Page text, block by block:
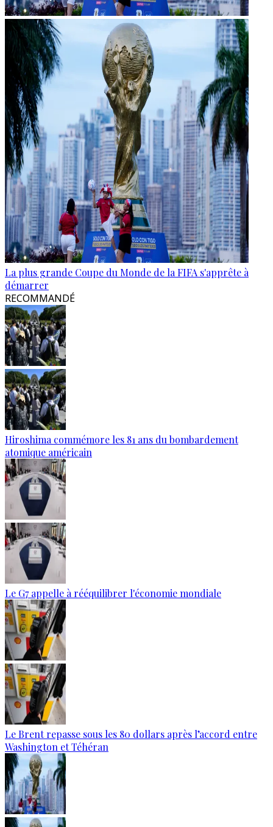
La plus grande Coupe du Monde de la FIFA s'apprête à
démarrer
RECOMMANDÉ
Hiroshima commémore les 81 ans du bombardement
atomique américain
Le G7 appelle à rééquilibrer l'économie mondiale
Le Brent repasse sous les 80 dollars après l’accord entre
Washington et Téhéran